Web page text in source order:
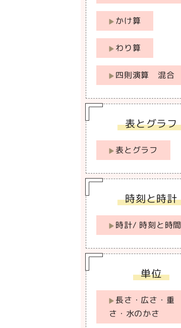
かけ算
わり算
四則演算 混合
表とグラフ
表とグラフ
時刻と時計
時計/ 時刻と時間
単位
長さ・広さ・重
さ・水のかさ